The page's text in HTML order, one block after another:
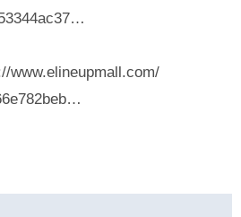
www.elineupmall.com/